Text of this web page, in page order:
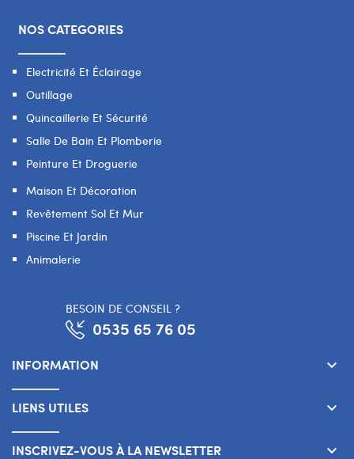
NOS CATEGORIES
Electricité Et Éclairage
Outillage
Quincaillerie Et Sécurité
Salle De Bain Et Plomberie
Peinture Et Droguerie
Maison Et Décoration
Revêtement Sol Et Mur
Piscine Et Jardin
Animalerie
BESOIN DE CONSEIL ?
0535 65 76 05
INFORMATION keyboard_arrow_down
LIENS UTILES keyboard_arrow_down
INSCRIVEZ-VOUS À LA NEWSLETTER keyboard_arrow_down